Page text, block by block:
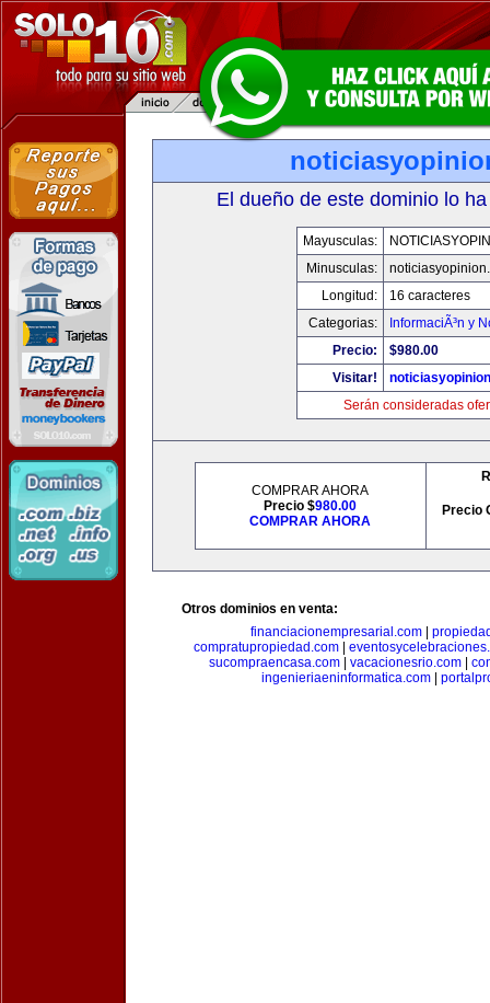
El dueño de este dominio lo
Mayusculas:
Minusculas:
Longitud:
16 caracteres
Categorias:
InformaciÃ³n y
Precio:
$980.00
Visitar!
Serán consideradas
COMPRAR AHORA
Precio $980.00
COMPRAR AHORA
Precio
Otros dominios en venta:
financiacionempresarial.com
compratupropiedad.com
sucompraencasa.com| vacacionesrio.com|
ingenieriaeninformatica.com|